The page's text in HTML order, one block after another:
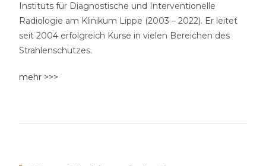
Instituts für Diagnostische und Interventionelle
Radiologie am Klinikum Lippe (2003 – 2022). Er leitet
seit 2004 erfolgreich Kurse in vielen Bereichen des
Strahlenschutzes.
mehr >>>